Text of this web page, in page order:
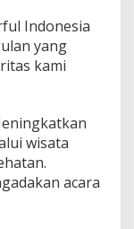
Indonesia
yang
kami
wisata
acara